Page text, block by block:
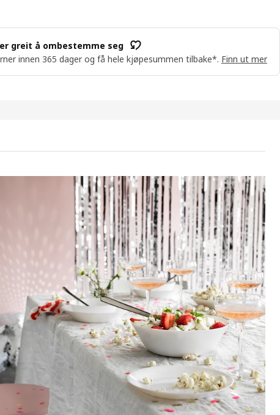
greit å ombestemme seg
innen 365 dager og få hele kjøpesummen tilbake*. Finn ut mer